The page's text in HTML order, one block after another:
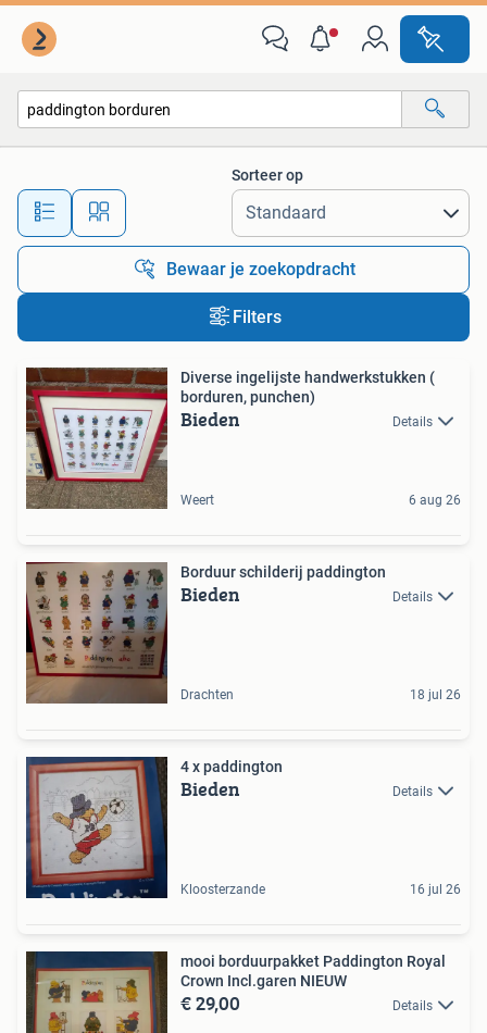
Alle afstanden…
Sorteer op
Bewaar je zoekopdracht
Filters
Diverse ingelijste handwerkstukken (
borduren, punchen)
Bieden Details
Weert 6 aug 26
Borduur schilderij paddington
Bieden Details
Drachten 18 jul 26
4 x paddington
Bieden Details
Kloosterzande 16 jul 26
mooi borduurpakket Paddington Royal
Crown Incl.garen NIEUW
€ 29,00 Details